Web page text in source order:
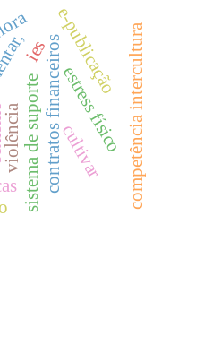
sistema de suportecontratos financeirosestress físico
violência
e-publicação
ies competência intercultura
cultivar